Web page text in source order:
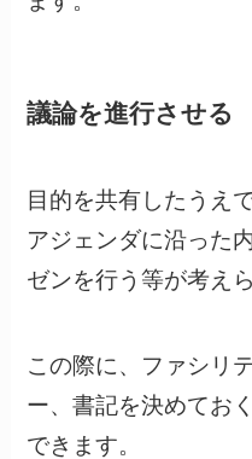
議論を進行させる
目的を共有したうえ
アジェンダに沿った
ゼンを行う等が考え
この際に、ファシリ
ー、書記を決めてお
できます。